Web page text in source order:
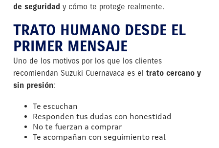
de seguridad y cómo te protege realmente.
TRATO HUMANO DESDE EL
PRIMER MENSAJE
Uno de los motivos por los que los clientes
recomiendan Suzuki Cuernavaca es el trato cercano y
sin presión:
Te escuchan
Responden tus dudas con honestidad
No te fuerzan a comprar
Te acompañan con seguimiento real